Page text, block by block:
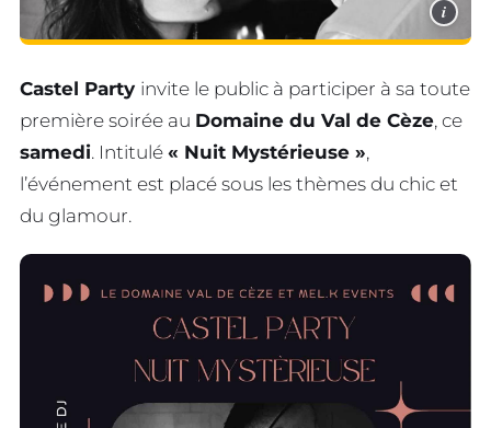
i
Castel Party invite le public à participer à sa toute
première soirée au Domaine du Val de Cèze, ce
samedi. Intitulé « Nuit Mystérieuse »,
l’événement est placé sous les thèmes du chic et
du glamour.